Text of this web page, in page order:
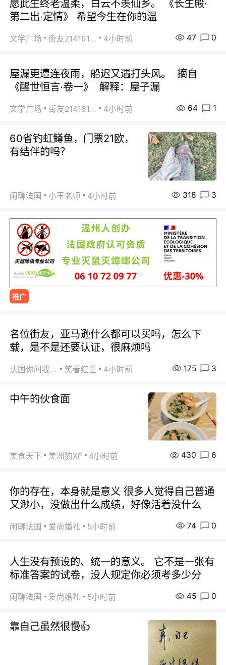
愿此生终老温柔，白云不羡仙乡。 《长生殿·
第二出·定情》 希望今生在你的温
文学广场 街友21416156 4小时前 47 0
屋漏更遭连夜雨，船迟又遇打头风。 摘自
《醒世恒言·卷一》 解释：屋子漏
文学广场 街友21416156 4小时前 64 1
60省钓虹鳟鱼，门票21欧，
有结伴的吗？
闲聊法国 小玉老师 4小时前 318 3
推广
名位街友，亚马逊什么都可以买吗，怎么下
载，是不是还要认证，很麻烦吗
法国你问我答 笑看红臣 4小时前 175 3
中午的伙食面
美食天下 美洲豹XF 4小时前 430 6
你的存在，本身就是意义 很多人觉得自己普通
又渺小，没做出什么成绩，好像活着没什么
闲聊法国 爱尚婚礼 5小时前 74 0
人生没有预设的、统一的意义。 它不是一张有
标准答案的试卷，没人规定你必须考多少分
闲聊法国 爱尚婚礼 5小时前 45 0
靠自己虽然很慢👍